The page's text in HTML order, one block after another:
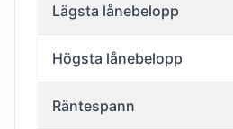
Lägsta lånebelopp
Högsta lånebelopp
Räntespann